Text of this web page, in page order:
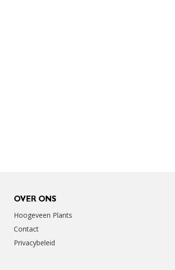
OVER ONS
Hoogeveen Plants
Contact
Privacybeleid